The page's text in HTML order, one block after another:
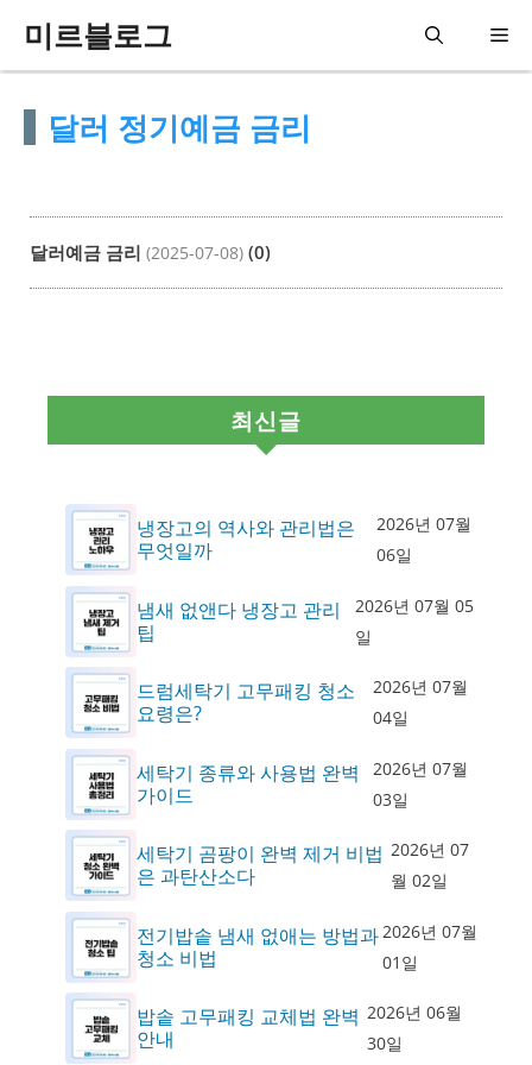
미르블로그 메
달러 정기예금 금리
달러예금 금리 (2025-07-08) (0)
최신글
냉장고의 역사와 관리법은
무엇일까
2026년 07월
06일
냄새 없앤다 냉장고 관리
팁
2026년 07월 05
일
드럼세탁기 고무패킹 청소
요령은?
2026년 07월
04일
세탁기 종류와 사용법 완벽
가이드
2026년 07월
03일
세탁기 곰팡이 완벽 제거 비법
은 과탄산소다
2026년 07
월 02일
전기밥솥 냄새 없애는 방법과
청소 비법
2026년 07월
01일
밥솥 고무패킹 교체법 완벽
안내
2026년 06월
30일